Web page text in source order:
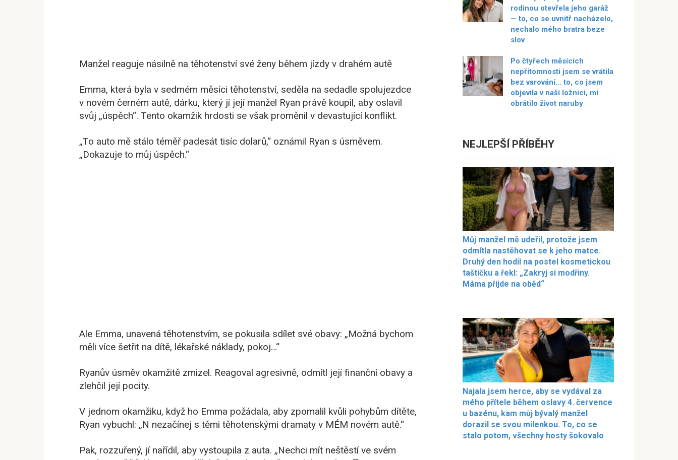
Manžel reaguje násilně na těhotenství své ženy během jízdy v drahém autě
Emma, která byla v sedmém měsíci těhotenství, seděla na sedadle spolujezdce
v novém černém autě, dárku, který jí její manžel Ryan právě koupil, aby oslavil
svůj „úspěch“. Tento okamžik hrdosti se však proměnil v devastující konflikt.
„To auto mě stálo téměř padesát tisíc dolarů,“ oznámil Ryan s úsměvem.
„Dokazuje to můj úspěch.“
Ale Emma, unavená těhotenstvím, se pokusila sdílet své obavy: „Možná bychom
měli více šetřit na dítě, lékařské náklady, pokoj…“
Ryanův úsměv okamžitě zmizel. Reagoval agresivně, odmítl její finanční obavy a
zlehčil její pocity.
V jednom okamžiku, když ho Emma požádala, aby zpomalil kvůli pohybům dítěte,
Ryan vybuchl: „N nezačínej s těmi těhotenskými dramaty v MÉM novém autě.“
Pak, rozzuřený, jí nařídil, aby vystoupila z auta. „Nechci mít neštěstí ve svém
rodinou otevřela jeho garáž
— to, co se uvnitř nacházelo,
nechalo mého bratra beze
slov
Po čtyřech měsících
nepřítomnosti jsem se vrátila
bez varování… to, co jsem
objevila v naší ložnici, mi
obrátilo život naruby
NEJLEPŠÍ PŘÍBĚHY
Můj manžel mě udeřil, protože jsem
odmítla nastěhovat se k jeho matce.
Druhý den hodil na postel kosmetickou
taštičku a řekl: „Zakryj si modřiny.
Máma přijde na oběd“
Najala jsem herce, aby se vydával za
mého přítele během oslavy 4. července
u bazénu, kam můj bývalý manžel
dorazil se svou milenkou. To, co se
stalo potom, všechny hosty šokovalo